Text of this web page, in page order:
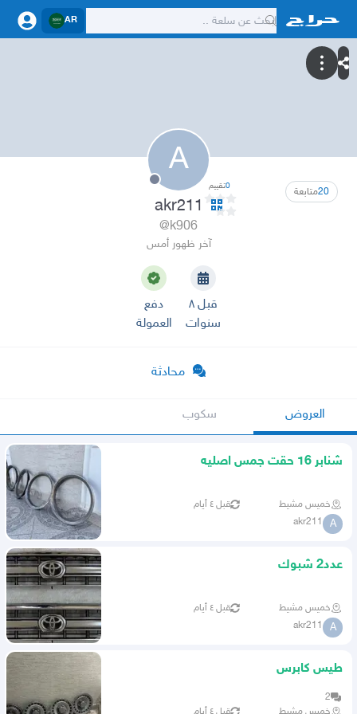
AR
A
20متابعة 0تقييم
akr211
@k906
آخر ظهور أمس
قبل ٨
سنوات
دفع
العمولة
محادثة
العروض سكوب
شنابر 16 حقت جمس اصليه
خميس مشيط قبل ٤ أيام
A
akr211
عدد2 شبوك
خميس مشيط قبل ٤ أيام
A
akr211
طيس كابرس
2